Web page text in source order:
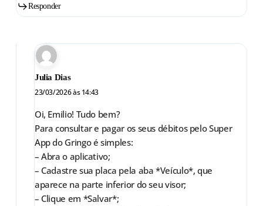
Responder
Julia Dias
23/03/2026 às 14:43
Oi, Emilio! Tudo bem?
Para consultar e pagar os seus débitos pelo Super
App do Gringo é simples:
– Abra o aplicativo;
– Cadastre sua placa pela aba *Veículo*, que
aparece na parte inferior do seu visor;
– Clique em *Salvar*;